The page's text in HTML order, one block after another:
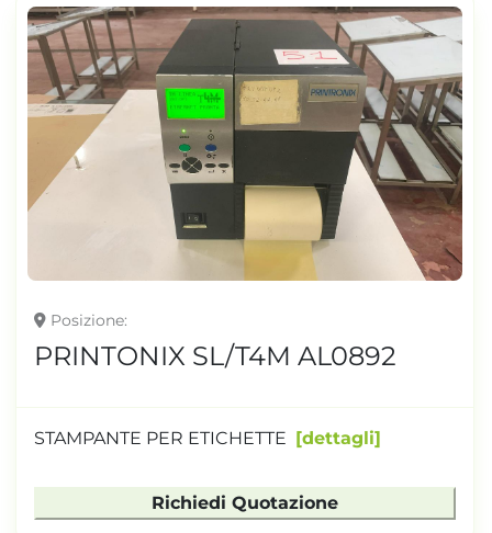
Posizione
PRINTONIX SL/T4M AL0892
STAMPANTE PER ETICHETTE dettagli
Richiedi Quotazione